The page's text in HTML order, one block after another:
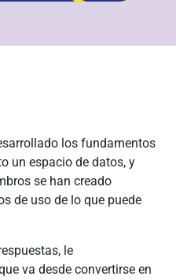
los fundamentos
un espacio de datos, y
se han creado
de uso de lo que puede
le
va desde convertirse en